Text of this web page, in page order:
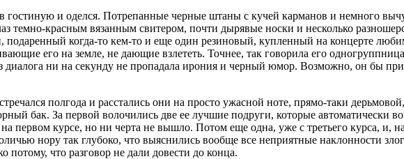
и оделся. Потрепанные черные штаны с кучей карманов и немного
темно-красным вязанным свитером, почти дырявые носки и несколько
подаренный когда-то кем-то и еще один резиновый, купленный на концерте
его на земле, не дающие взлететь. Точнее, так говорила его
ни на секунду не пропадала ирония и черный юмор. Возможно, он бы
полгода и расстались они на просто ужасной ноте, прямо-таки
бак. За первой волочились две ее лучшие подруги, которые автоматически
первом курсе, но ни черта не вышло. Потом еще одна, уже с третьего курса, и,
нору так глубоко, что выяснились вообще все неприятные наклонности
потому, что разговор не дали довести до конца.